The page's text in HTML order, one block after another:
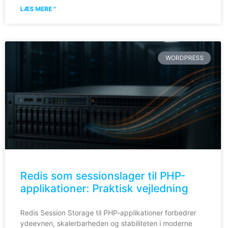
LÆS MERE "
WORDPRESS
Redis som sessionslager til PHP-
applikationer: Praktisk vejledning
Redis Session Storage til PHP-applikationer forbedrer
ydeevnen, skalerbarheden og stabiliteten i moderne